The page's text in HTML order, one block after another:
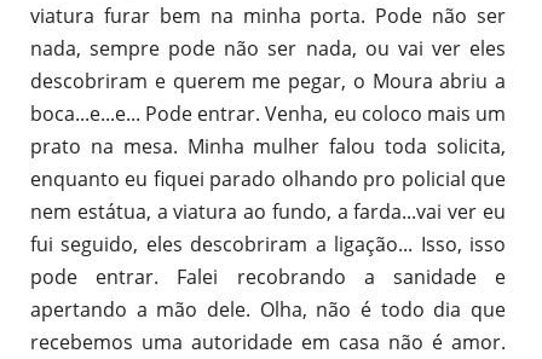
viatura furar bem na minha porta. Pode não ser
nada, sempre pode não ser nada, ou vai ver eles
descobriram e querem me pegar, o Moura abriu a
boca...e...e... Pode entrar. Venha, eu coloco mais um
prato na mesa. Minha mulher falou toda solicita,
enquanto eu fiquei parado olhando pro policial que
nem estátua, a viatura ao fundo, a farda...vai ver eu
fui seguido, eles descobriram a ligação... Isso, isso
pode entrar. Falei recobrando a sanidade e
apertando a mão dele. Olha, não é todo dia que
recebemos uma autoridade em casa não é amor.